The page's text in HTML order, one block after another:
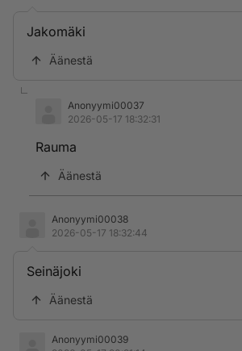
Jakomäki
Äänestä
Anonyymi00037
2026-05-17 18:32:31
Rauma
Äänestä
Anonyymi00038
2026-05-17 18:32:44
Seinäjoki
Äänestä
Anonyymi00039